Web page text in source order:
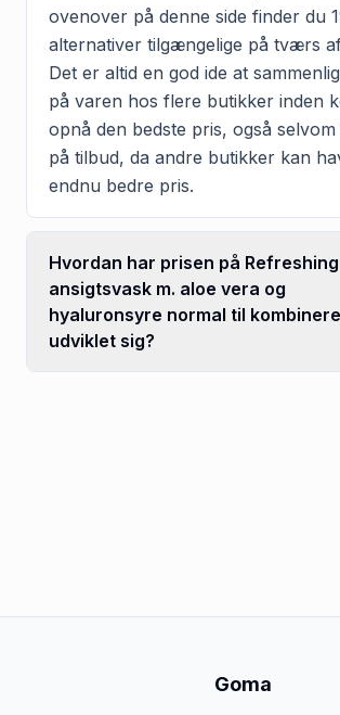
ovenover på denne side finder du
alternativer tilgængelige på tværs
Det er altid en god ide at
på varen hos flere butikker inden
opnå den bedste pris, også
på tilbud, da andre butikker kan
endnu bedre pris.
Hvordan har prisen på Refreshing
ansigtsvask m. aloe vera og
hyaluronsyre normal til
udviklet sig?
Goma